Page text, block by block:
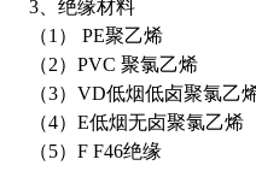
3、绝缘材料
（1） PE聚乙烯
（2）PVC 聚氯乙烯
（3）VD低烟低卤聚氯乙
（4）E低烟无卤聚氯乙烯
（5）F F46绝缘